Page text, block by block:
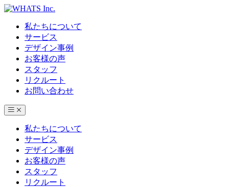
私たちについて
サービス
デザイン事例
お客様の声
スタッフ
リクルート
お問い合わせ
私たちについて
サービス
デザイン事例
お客様の声
スタッフ
リクルート